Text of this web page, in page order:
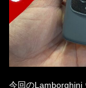
今回のLamborghini